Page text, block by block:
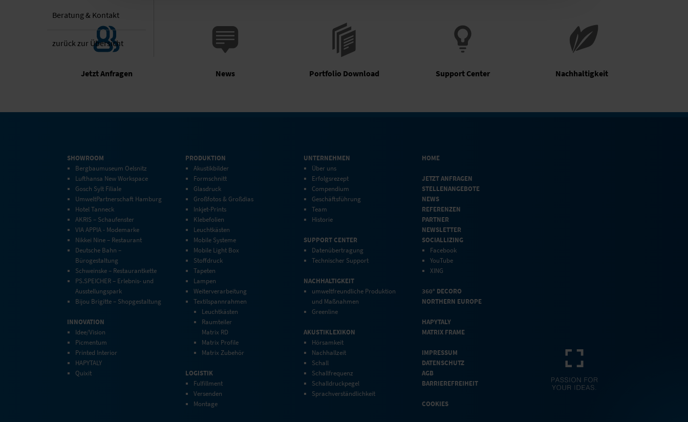
Beratung & Kontakt
zurück zur Übersicht
Jetzt Anfragen News Portfolio Download Support Center Nachhaltigkeit
SHOWROOM
Bergbaumuseum Oelsnitz
Lufthansa New Workspace
Gosch Sylt Filiale
UmweltPartnerschaft Hamburg
Hotel Tanneck
AKRIS – Schaufenster
VIA APPIA - Modemarke
Nikkei Nine – Restaurant
Deutsche Bahn –
Bürogestaltung
Schweinske – Restaurantkette
PS.SPEICHER – Erlebnis- und
Ausstellungspark
Bijou Brigitte – Shopgestaltung
INNOVATION
Idee/Vision
Picmentum
Printed Interior
HAPYTALY
Quixit
PRODUKTION
Akustikbilder
Formschnitt
Glasdruck
Großfotos & Großdias
Inkjet-Prints
Klebefolien
Leuchtkästen
Mobile Systeme
Mobile Light Box
Stoffdruck
Tapeten
Lampen
Weiterverarbeitung
Textilspannrahmen
Leuchtkästen
Raumteiler
Matrix RD
Matrix Profile
Matrix Zubehör
LOGISTIK
Fulfillment
Versenden
Montage
UNTERNEHMEN
Über uns
Erfolgsrezept
Compendium
Geschäftsführung
Team
Historie
SUPPORT CENTER
Datenübertragung
Technischer Support
NACHHALTIGKEIT
umweltfreundliche Produktion
und Maßnahmen
Greenline
AKUSTIKLEXIKON
Hörsamkeit
Nachhallzeit
Schall
Schallfrequenz
Schalldruckpegel
Sprachverständlichkeit
HOME
JETZT ANFRAGEN
STELLENANGEBOTE
NEWS
REFERENZEN
PARTNER
NEWSLETTER
SOCIALLIZING
Facebook
YouTube
XING
360° DECORO
NORTHERN EUROPE
HAPYTALY
MATRIX FRAME
IMPRESSUM
DATENSCHUTZ
AGB
BARRIEREFREIHEIT
COOKIES